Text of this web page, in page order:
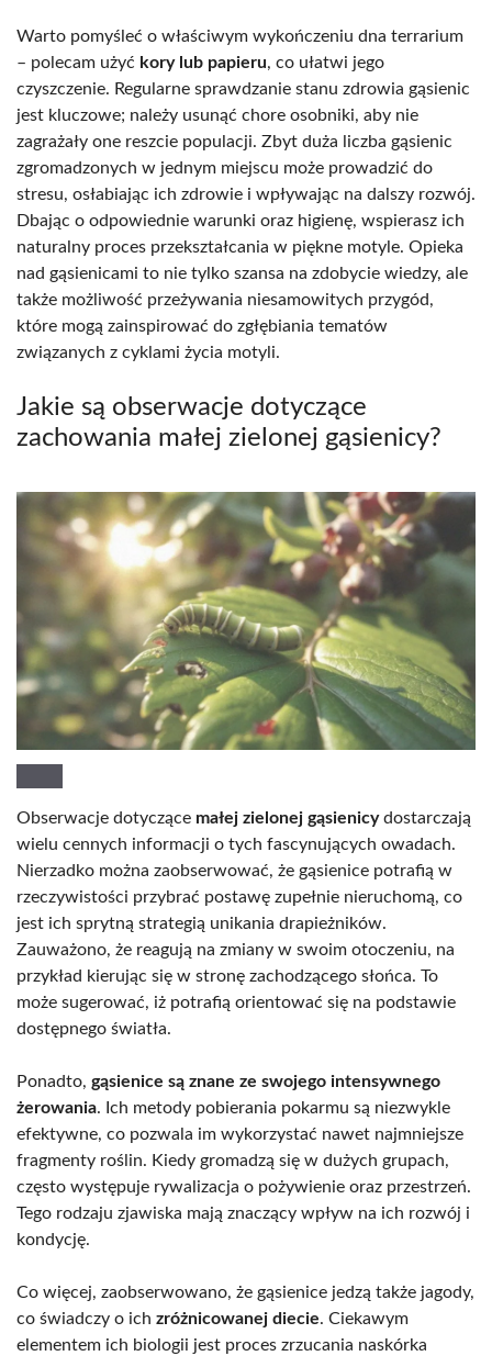
Warto pomyśleć o właściwym wykończeniu dna terrarium
– polecam użyć kory lub papieru, co ułatwi jego
czyszczenie. Regularne sprawdzanie stanu zdrowia gąsienic
jest kluczowe; należy usunąć chore osobniki, aby nie
zagrażały one reszcie populacji. Zbyt duża liczba gąsienic
zgromadzonych w jednym miejscu może prowadzić do
stresu, osłabiając ich zdrowie i wpływając na dalszy rozwój.
Dbając o odpowiednie warunki oraz higienę, wspierasz ich
naturalny proces przekształcania w piękne motyle. Opieka
nad gąsienicami to nie tylko szansa na zdobycie wiedzy, ale
także możliwość przeżywania niesamowitych przygód,
które mogą zainspirować do zgłębiania tematów
związanych z cyklami życia motyli.
Jakie są obserwacje dotyczące
zachowania małej zielonej gąsienicy?
Obserwacje dotyczące małej zielonej gąsienicydostarczają
wielu cennych informacji o tych fascynujących owadach.
Nierzadko można zaobserwować, że gąsienice potrafią w
rzeczywistości przybrać postawę zupełnie nieruchomą, co
jest ich sprytną strategią unikania drapieżników.
Zauważono, że reagują na zmiany w swoim otoczeniu, na
przykład kierując się w stronę zachodzącego słońca. To
może sugerować, iż potrafią orientować się na podstawie
dostępnego światła.
Ponadto, gąsienice są znane ze swojego intensywnego
żerowania. Ich metody pobierania pokarmu są niezwykle
efektywne, co pozwala im wykorzystać nawet najmniejsze
fragmenty roślin. Kiedy gromadzą się w dużych grupach,
często występuje rywalizacja o pożywienie oraz przestrzeń.
Tego rodzaju zjawiska mają znaczący wpływ na ich rozwój i
kondycję.
Co więcej, zaobserwowano, że gąsienice jedzą także jagody,
co świadczy o ich zróżnicowanej diecie. Ciekawym
elementem ich biologii jest proces zrzucania naskórka